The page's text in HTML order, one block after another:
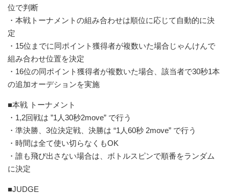
位で判断
・本戦トーナメントの組み合わせは順位に応じて自動的に決
定
・15位までに同ポイント獲得者が複数いた場合じゃんけんで
組み合わせ位置を決定
・16位の同ポイント獲得者が複数いた場合、該当者で30秒1本
の追加オーデションを実施
■本戦 トーナメント
・1,2回戦は ”1人30秒2move” で行う
・準決勝、3位決定戦、決勝は “1人60秒 2move” で行う
・時間は全て使い切らなくもOK
・誰も飛び出さない場合は、ボトルスピンで順番をランダム
に決定
■JUDGE